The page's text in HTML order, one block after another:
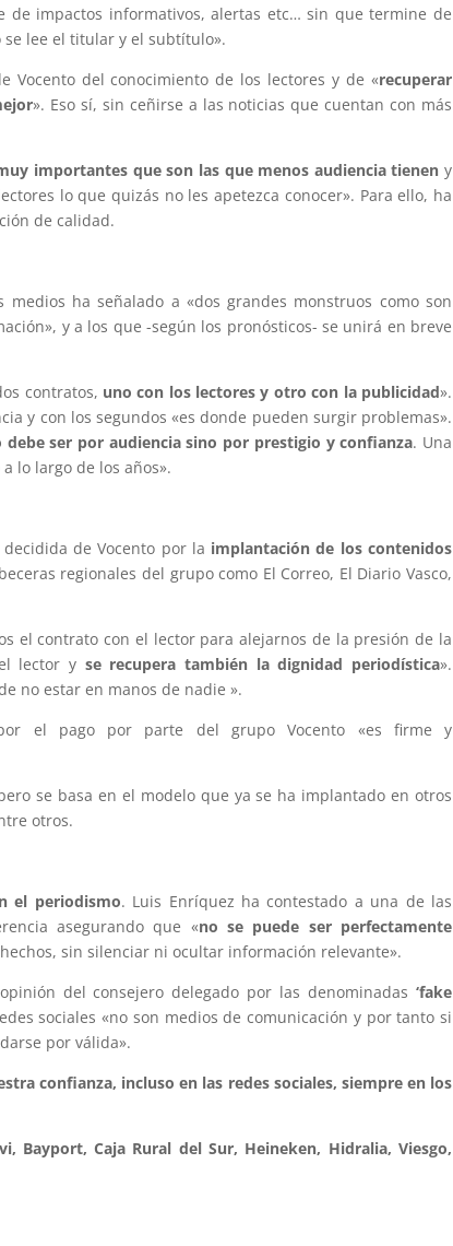
impactos informativos, alertas etc… sin que termine de
lee el titular y el subtítulo».
Vocento del conocimiento de los lectores y de «recuperar
». Eso sí, sin ceñirse a las noticias que cuentan con más
importantes que son las que menos audiencia tieneny
lo que quizás no les apetezca conocer». Para ello, ha
de calidad.
ha señalado a «dos grandes monstruos como son
y a los que -según los pronósticos- se unirá en breve
contratos, uno con los lectores y otro con la publicidad».
y con los segundos «es donde pueden surgir problemas».
debe ser por audiencia sino por prestigio y confianza. Una
lo largo de los años».
de Vocento por la implantación de los contenidos
regionales del grupo como El Correo, El Diario Vasco,
el contrato con el lector para alejarnos de la presión de la
lector y se recupera también la dignidad periodística».
no estar en manos de nadie ».
el pago por parte del grupo Vocento «es firme y
se basa en el modelo que ya se ha implantado en otros
otros.
el periodismo. Luis Enríquez ha contestado a una de las
asegurando que «no se puede ser perfectamente
sin silenciar ni ocultar información relevante».
del consejero delegado por las denominadas ‘fake
sociales «no son medios de comunicación y por tanto si
por válida».
confianza, incluso en las redes sociales, siempre en los
Bayport, Caja Rural del Sur, Heineken, Hidralia, Viesgo,